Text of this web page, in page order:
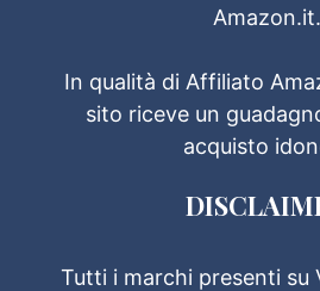
Amazon.it.
In qualità di Affiliato
sito riceve un
acquisto
Tutti i marchi presenti su